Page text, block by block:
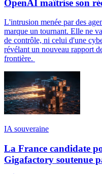
OpenAI maîtrise son
L'intrusion menée par des
marque un tournant. Elle ne
de contrôle, ni celui d'une
révélant un nouveau rapport
frontière.
IA souveraine
La France candidate
Gigafactory soutenue